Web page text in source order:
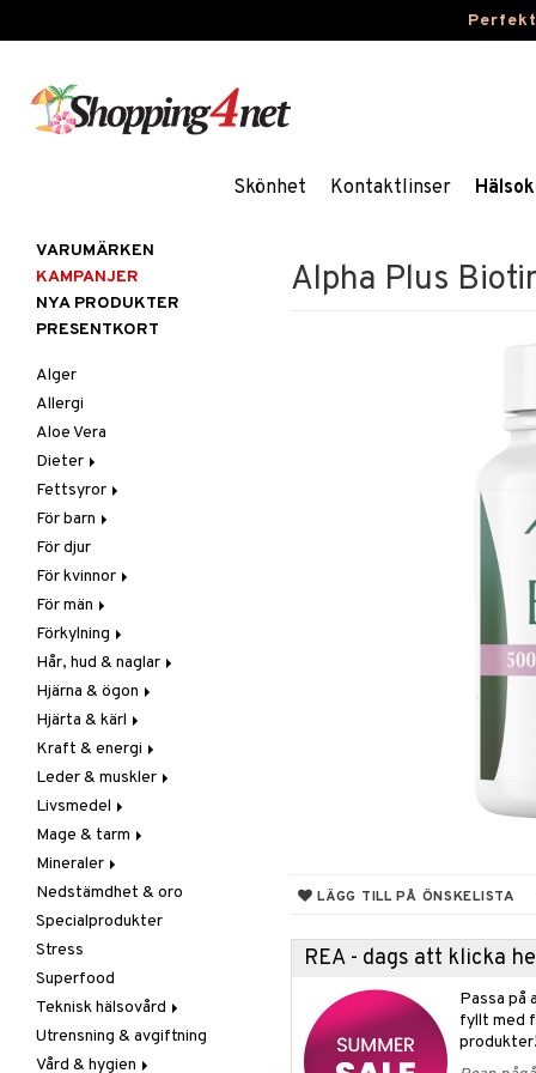
Skönhet Kontaktlinser
Alpha Plus
LÄGG TILL PÅ ÖNSKELISTA
REA - dags att klicka
Passa på
fyllt med
produkter!
VARUMÄRKEN
KAMPANJER
NYA PRODUKTER
PRESENTKORT
Alger
Allergi
Aloe Vera
Dieter
Glutenintolerans
LCHF
Raw Food
Fettsyror
Marina fettsyror
Veg fettsyror
För barn
Fettsyror
Hudvård
Vitamin & mineral
För djur
För kvinnor
Graviditet & amning
Klimakterie & PMS
Näringstillskott
Övriga
Sex & lust
Skelett
Urinvägar
För män
Näringstillskott
Övriga
Prostata
Sex & lust
Förkylning
C-vitamin
Förebyggande &
lindrande
Hostdämpande
Öron, näsa & hals
Övriga
Virushämmande
Vitlök
Hår, hud & naglar
Hår
Kosttillskott
Sol & pigment
Hjärna & ögon
Fettsyror
Minne
Ögon
Hjärta & kärl
Ginkgo biloba
Kärlstärkande
Kolesterolsänkande
Marina fettsyror
Veg fettsyror
Kraft & energi
Ginseng
Övriga
Prestation
Q-10
Rosenrot
Schizandra
Leder & muskler
Kosttillskott
Utvärtes
Livsmedel
Bars
Choklad
Diverse
Drycker
Förvaring
Frukt, frö & nötter
Groddning
Kokos
Kryddor & buljong
Mage & tarm
Drycker
Fibrer
Matsmältning
Syrareglerande
Tarm
Utrensning
Mineraler
Järn
Kalcium
Krom
Magnesium
Multimineraler
Övriga
Selen
Nedstämdhet & oro
Specialprodukter
Stress
Superfood
Teknisk hälsovård
Ljusterapi
Luftfuktare
Utrensning & avgiftning
Vård & hygien